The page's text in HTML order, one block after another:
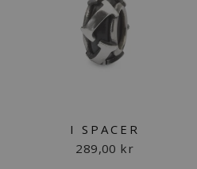
I SPACER
289,00 kr